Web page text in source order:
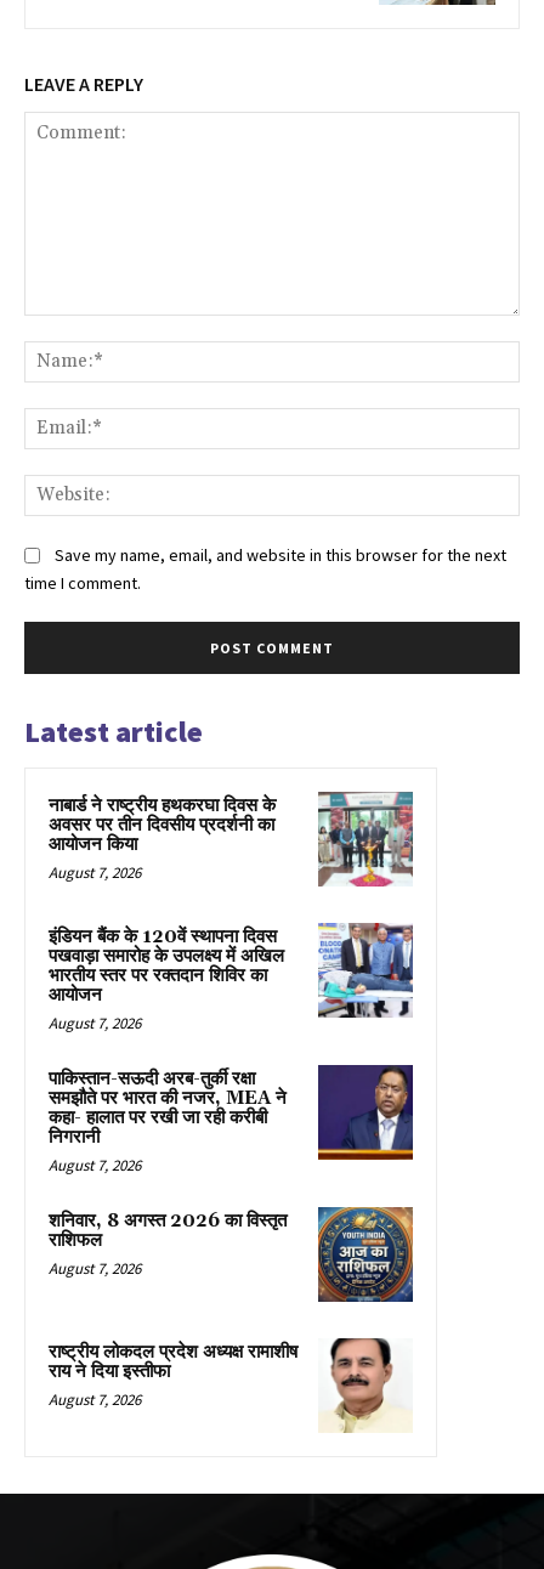
LEAVE A REPLY
Save my name, email, and website in this browser for the next
time I comment.
Latest article
नाबार्ड ने राष्ट्रीय हथकरघा दिवस के
अवसर पर तीन दिवसीय प्रदर्शनी का
आयोजन किया
August 7, 2026
इंडियन बैंक के 120वें स्थापना दिवस
पखवाड़ा समारोह के उपलक्ष्य में अखिल
भारतीय स्तर पर रक्तदान शिविर का
आयोजन
August 7, 2026
पाकिस्तान-सऊदी अरब-तुर्की रक्षा
समझौते पर भारत की नजर, MEA ने
कहा- हालात पर रखी जा रही करीबी
निगरानी
August 7, 2026
शनिवार, 8 अगस्त 2026 का विस्तृत
राशिफल
August 7, 2026
राष्ट्रीय लोकदल प्रदेश अध्यक्ष रामाशीष
राय ने दिया इस्तीफा
August 7, 2026